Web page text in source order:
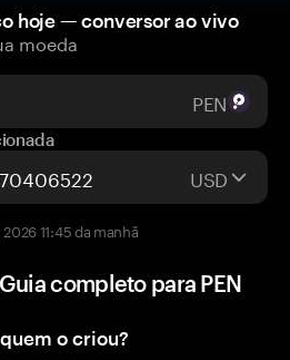
hoje — conversor ao vivo
moeda
PEN
USD
11:45 da manhã
completo para PEN
o criou?